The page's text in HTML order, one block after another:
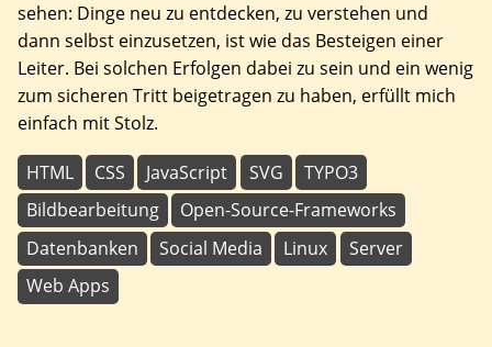
sehen: Dinge neu zu entdecken, zu verstehen und
dann selbst einzusetzen, ist wie das Besteigen einer
Leiter. Bei solchen Erfolgen dabei zu sein und ein wenig
zum sicheren Tritt beigetragen zu haben, erfüllt mich
einfach mit Stolz.
HTML CSS JavaScript SVG
TYPO3
Bildbearbeitung
Open-Source-Frameworks
Datenbanken
Social Media Linux
Server
Web Apps